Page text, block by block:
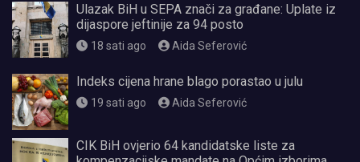
Ulazak BiH u SEPA znači za građane: Uplate iz
dijaspore jeftinije za 94 posto
18 sati ago Aida Seferović
Indeks cijena hrane blago porastao u julu
19 sati ago Aida Seferović
CIK BiH ovjerio 64 kandidatske liste za